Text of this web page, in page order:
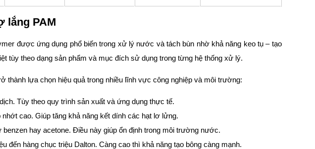
lắng PAM
được ứng dụng phổ biến trong xử lý nước và tách bùn nhờ khả năng keo tụ – tạo
tùy theo dạng sản phẩm và mục đích sử dụng trong từng hệ thống xử lý.
thành lựa chọn hiệu quả trong nhiều lĩnh vực công nghiệp và môi trường:
Tùy theo quy trình sản xuất và ứng dụng thực tế.
cao. Giúp tăng khả năng kết dính các hạt lơ lửng.
hay acetone. Điều này giúp ổn định trong môi trường nước.
đến hàng chục triệu Dalton. Càng cao thì khả năng tạo bông càng mạnh.